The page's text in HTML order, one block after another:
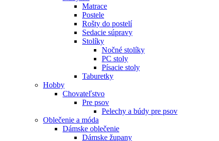
Matrace
Postele
Rošty do postelí
Sedacie súpravy
Stolíky
Nočné stolíky
PC stoly
Písacie stoly
Taburetky
Hobby
Chovateľstvo
Pre psov
Pelechy a búdy pre psov
Oblečenie a móda
Dámske oblečenie
Dámske župany